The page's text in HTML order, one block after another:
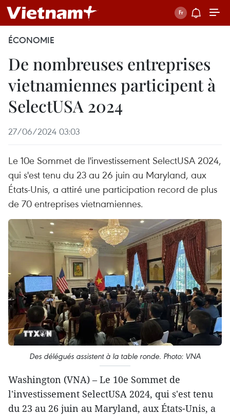
ÉCONOMIE
De nombreuses entreprises
vietnamiennes participent à
SelectUSA 2024
27/06/2024 03:03
Le 10e Sommet de l'investissement SelectUSA 2024,
qui s'est tenu du 23 au 26 juin au Maryland, aux
États-Unis, a attiré une participation record de plus
de 70 entreprises vietnamiennes.
Des délégués assistent à la table ronde. Photo: VNA
Washington (VNA) – Le 10e Sommet de
l'investissement SelectUSA 2024, qui s'est tenu
du 23 au 26 juin au Maryland, aux États-Unis, a